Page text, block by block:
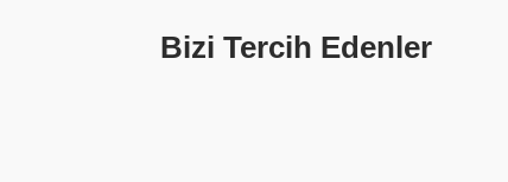
Bizi Tercih Edenler